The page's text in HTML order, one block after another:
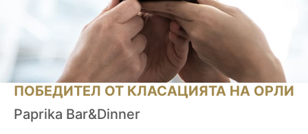
ПОБЕДИТЕЛ ОТ КЛАСАЦИЯТА НА ОРЛИ
Paprika Bar&Dinner